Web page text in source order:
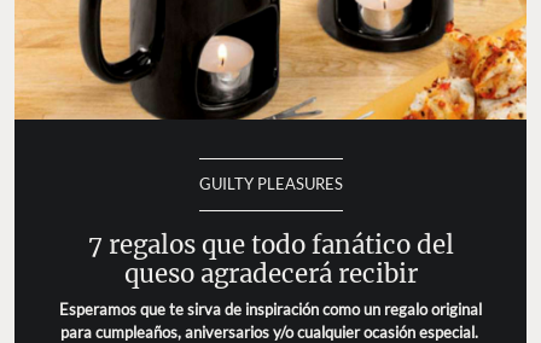
GUILTY PLEASURES
7 regalos que todo fanático del
queso agradecerá recibir
Esperamos que te sirva de inspiración como un regalo original
para cumpleaños, aniversarios y/o cualquier ocasión especial.